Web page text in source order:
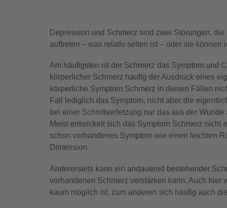
Depression und Schmerz sind zwei Störungen,
auftreten – was relativ selten ist – oder sie
Am häufigsten ist der Schmerz das Symptom und
körperlicher Schmerz häufig der Ausdruck eines
körperliche Symptom Schmerz in diesen Fällen
Fall lediglich das Symptom, nicht aber die
bei einer Schnittverletzung nur das aus der
Meist entwickelt sich das Symptom Schmerz
schon vorhandenes Symptom wie einen leichten
Dimension.
Andererseits kann ein andauernd bestehender
vorhandenen Schmerz verstärken kann. Auch hier
kaum möglich ist, zum anderen sich häufig auch